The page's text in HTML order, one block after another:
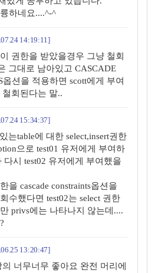
하네요....^-^
14:19:11]
권한을 받았을경우 그냥 철회
그대로 남아있고 CASCADE
옵션을 적용하면 scott에게 부여
회된다는 말..
15:34:37]
는table에 대한 select,insert권한
으로 test01 유저에게 부여하
다시 test02 유저에게 부여했을
을 cascade constraints옵션을
수했다면 test02는 select 권한
privs에는 나타나지 않는데....
13:20:47]
너무너무 좋아요 완전 머리에